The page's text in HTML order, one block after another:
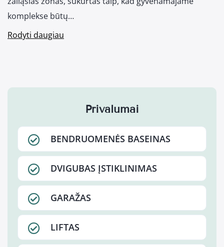
komplekse būtų…
Rodyti daugiau
Privalumai
BENDRUOMENĖS BASEINAS
DVIGUBAS ĮSTIKLINIMAS
GARAŽAS
LIFTAS